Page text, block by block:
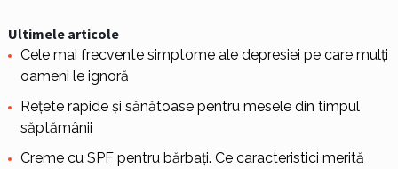
Ultimele articole
Cele mai frecvente simptome ale depresiei pe care mulți
oameni le ignoră
Rețete rapide și sănătoase pentru mesele din timpul
săptămânii
Creme cu SPF pentru bărbați. Ce caracteristici merită